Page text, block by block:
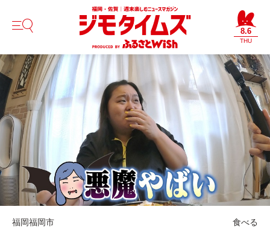
8.6
THU
福岡福岡市 食べる